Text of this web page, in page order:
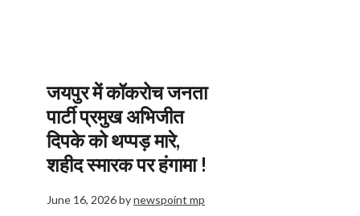
जयपुर में कॉकरोच जनता
पार्टी प्रमुख अभिजीत
दिपके को थप्पड़ मारे,
शहीद स्मारक पर हंगामा !
June 16, 2026bynewspoint mp